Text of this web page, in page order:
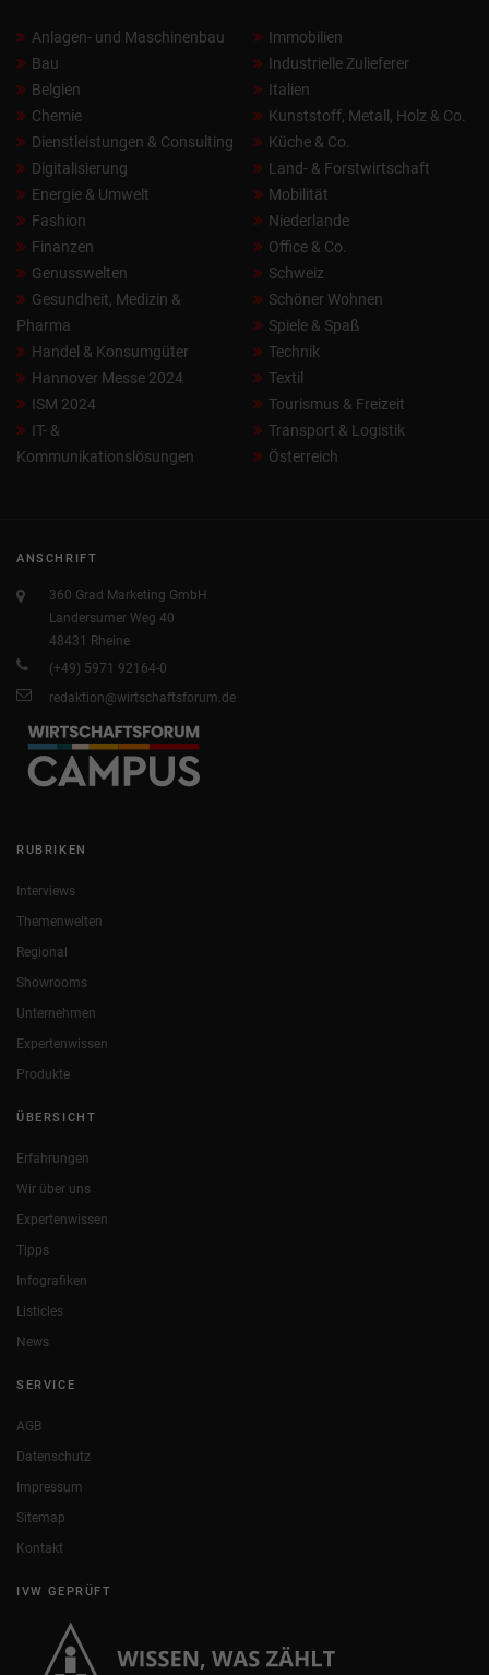
Anlagen- und Maschinenbau
Bau
Belgien
Chemie
Dienstleistungen & Consulting
Digitalisierung
Energie & Umwelt
Fashion
Finanzen
Genusswelten
Gesundheit, Medizin &
Pharma
Handel & Konsumgüter
Hannover Messe 2024
ISM 2024
IT- &
Kommunikationslösungen
Immobilien
Industrielle Zulieferer
Italien
Kunststoff, Metall, Holz & Co.
Küche & Co.
Land- & Forstwirtschaft
Mobilität
Niederlande
Office & Co.
Schweiz
Schöner Wohnen
Spiele & Spaß
Technik
Textil
Tourismus & Freizeit
Transport & Logistik
Österreich
ANSCHRIFT
360 Grad Marketing GmbH
Landersumer Weg 40
48431 Rheine
(+49) 5971 92164-0
redaktion@wirtschaftsforum.de
RUBRIKEN
Interviews
Themenwelten
Regional
Showrooms
Unternehmen
Expertenwissen
Produkte
ÜBERSICHT
Erfahrungen
Wir über uns
Expertenwissen
Tipps
Infografiken
Listicles
News
SERVICE
AGB
Datenschutz
Impressum
Sitemap
Kontakt
IVW GEPRÜFT